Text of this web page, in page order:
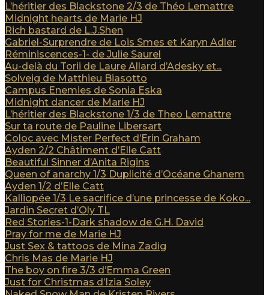
L’héritier des Blackstone 2/3 de Théo Lemattre
Midnight hearts de Marie HJ
Rich bastard de L.J.Shen
Gabriel-Surprendre de Lois Smes et Karyn Adler
Réminiscences-1- de Julie Saurel
Au-delà du Torii de Laure Allard d’Adesky et...
Solveig de Matthieu Biasotto
Campus Enemies de Sonia Eska
Midnight dancer de Marie HJ
L’héritier des Blackstone 1/3 de Theo Lemattre
Sur ta route de Pauline Libersart
Coloc avec Mister Perfect d’Erin Graham
Ayden 2/2 Châtiment d’Elle Catt
Beautiful Sinner d’Anita Rigins
Queen of anarchy 1/3 Duplicité d’Océane Ghanem
Ayden 1/2 d’Elle Catt
Kalliopée 1/3 Le sacrifice d’une princesse de Koko...
Jardin Secret d’Oly TL
Red Stories-1-Dark shadow de G.H. David
Pray for me de Marie HJ
Just Sex & tattoos de Mina Zadig
Chris Mas de Marie HJ
The boy on fire 3/3 d’Emma Green
Just for Christmas d’Izia Soley